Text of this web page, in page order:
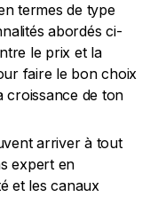
termes de type
abordés ci-
le prix et la
faire le bon choix
croissance de ton
arriver à tout
expert en
et les canaux